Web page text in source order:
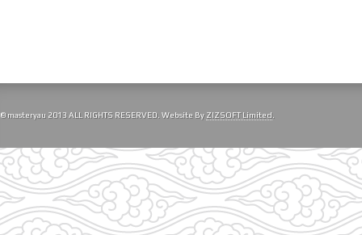
© masteryau 2013 ALL RIGHTS RESERVED. Website By ZIZSOFT Limited